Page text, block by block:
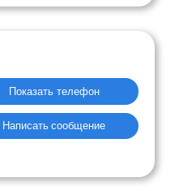
Показать телефон
Написать сообщение